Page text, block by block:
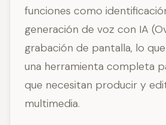
funciones como
generación de voz con IA
grabación de pantalla, lo
una herramienta completa
que necesitan producir y
multimedia.